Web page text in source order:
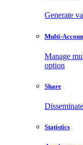
Generate
Multi-
Manage
option
Share
Statistics